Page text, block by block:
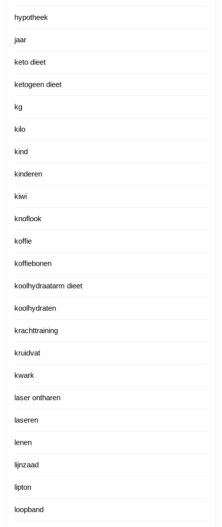
hypotheek
jaar
keto dieet
ketogeen dieet
kg
kilo
kind
kinderen
kiwi
knoflook
koffie
koffiebonen
koolhydraatarm dieet
koolhydraten
krachttraining
kruidvat
kwark
laser ontharen
laseren
lenen
lijnzaad
lipton
loopband